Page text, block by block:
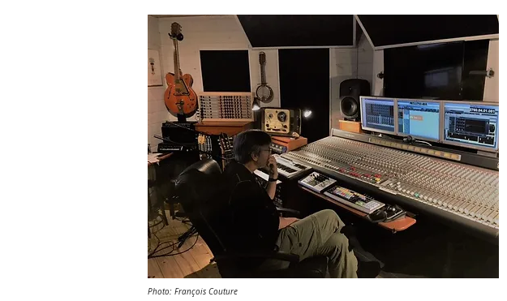
Photo: François Couture